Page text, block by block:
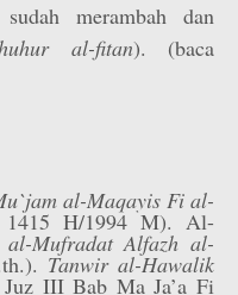
merambah dan
al-fitan). (baca
al-Maqayis Fi al-
H/1994 M). Al-
al-Mufradat Alfazh al-
Tanwir al-Hawalik
III Bab Ma Ja’a Fi